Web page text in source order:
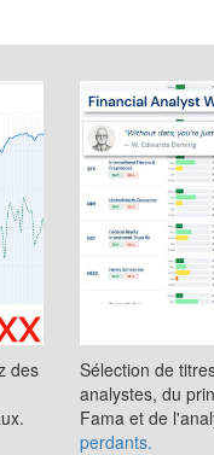
des
Sélection de
analystes, du
Fama et de
perdants.